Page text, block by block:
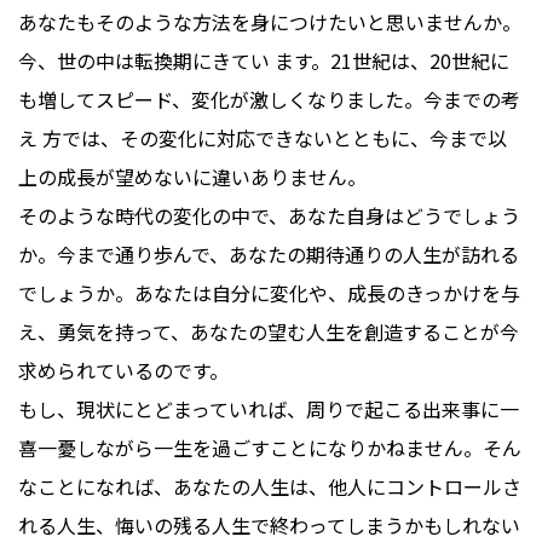
あなたもそのような方法を身につけたいと思いませんか。
今、世の中は転換期にきてい ます。21世紀は、20世紀に
も増してスピード、変化が激しくなりました。今までの考
え 方では、その変化に対応できないとともに、今まで以
上の成長が望めないに違いありません。
そのような時代の変化の中で、あなた自身はどうでしょう
か。今まで通り歩んで、あなたの期待通りの人生が訪れる
でしょうか。あなたは自分に変化や、成長のきっかけを与
え、勇気を持って、あなたの望む人生を創造することが今
求められているのです。
もし、現状にとどまっていれば、周りで起こる出来事に一
喜一憂しながら一生を過ごすことになりかねません。そん
なことになれば、あなたの人生は、他人にコントロールさ
れる人生、悔いの残る人生で終わってしまうかもしれない